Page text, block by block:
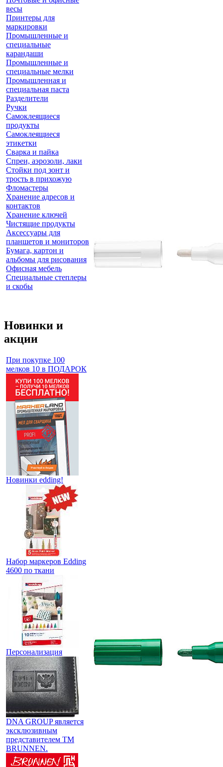
весы
Принтеры для
маркировки
Промышленные и
специальные
карандаши
Промышленные и
специальные мелки
Промышленная и
специальная паста
Разделители
Ручки
Самоклеящиеся
продукты
Самоклеящиеся
этикетки
Сварка и пайка
Спреи, аэрозоли, лаки
Стойки под зонт и
трость в прихожую
Фломастеры
Хранение адресов и
контактов
Хранение ключей
Чистящие продукты
Аксессуары для
планшетов и мониторов
Бумага, картон и
альбомы для рисования
Офисная мебель
Специальные степлеры
и скобы
Новинки и
акции
При покупке 100
мелков 10 в ПОДАРОК
Новинки edding!
Набор маркеров Edding
4600 по ткани
Персонализация
DNA GROUP является
эксклюзивным
представителем TM
BRUNNEN.